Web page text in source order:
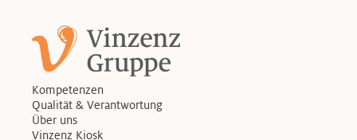
Kompetenzen
Qualität & Verantwortung
Über uns
Vinzenz Kiosk